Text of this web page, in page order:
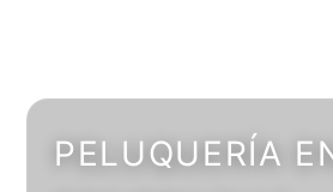
PELUQUERÍA